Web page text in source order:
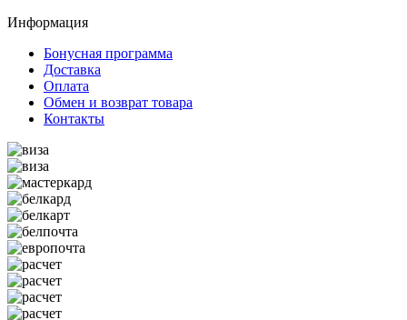
Информация
Бонусная программа
Доставка
Оплата
Обмен и возврат товара
Контакты